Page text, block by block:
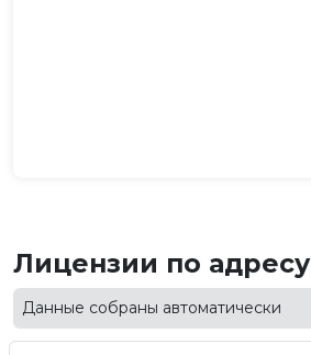
Лицензии по адресу
Данные собраны автоматически